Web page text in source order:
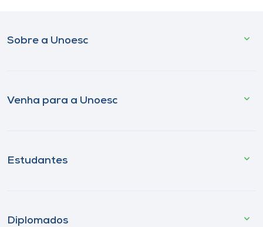
Sobre a Unoesc
Venha para a Unoesc
Estudantes
Diplomados